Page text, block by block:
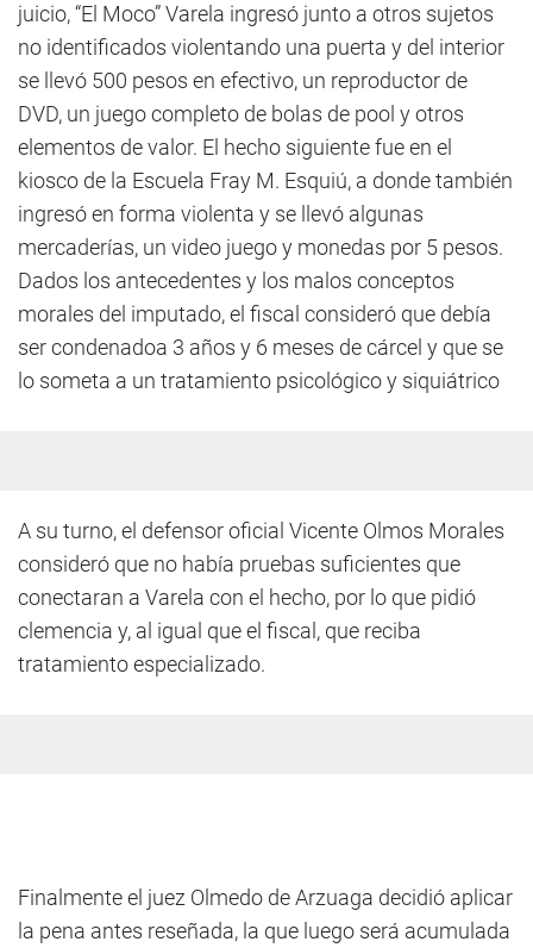
juicio, “El Moco” Varela ingresó junto a otros sujetos
no identificados violentando una puerta y del interior
se llevó 500 pesos en efectivo, un reproductor de
DVD, un juego completo de bolas de pool y otros
elementos de valor. El hecho siguiente fue en el
kiosco de la Escuela Fray M. Esquiú, a donde también
ingresó en forma violenta y se llevó algunas
mercaderías, un video juego y monedas por 5 pesos.
Dados los antecedentes y los malos conceptos
morales del imputado, el fiscal consideró que debía
ser condenadoa 3 años y 6 meses de cárcel y que se
lo someta a un tratamiento psicológico y siquiátrico
A su turno, el defensor oficial Vicente Olmos Morales
consideró que no había pruebas suficientes que
conectaran a Varela con el hecho, por lo que pidió
clemencia y, al igual que el fiscal, que reciba
tratamiento especializado.
Finalmente el juez Olmedo de Arzuaga decidió aplicar
la pena antes reseñada, la que luego será acumulada